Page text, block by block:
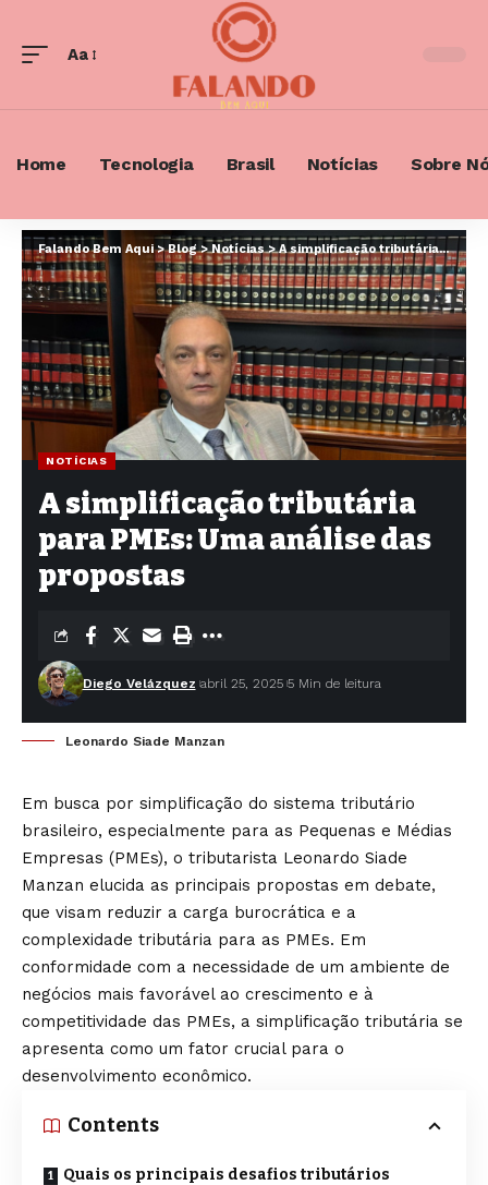
Font
Aa
Home Tecnologia Brasil Notícias Sobre
Falando Bem Aqui>Blog>Notícias>A simplificação tributária para PMEs: Uma análise das propostas
NOTÍCIAS
A simplificação tributária
para PMEs: Uma análise das
propostas
Diego Velázquez abril 25, 2025 5 Min de leitura
Leonardo Siade Manzan
Em busca por simplificação do sistema tributário
brasileiro, especialmente para as Pequenas e Médias
Empresas (PMEs), o tributarista Leonardo Siade
Manzan elucida as principais propostas em debate,
que visam reduzir a carga burocrática e a
complexidade tributária para as PMEs. Em
conformidade com a necessidade de um ambiente de
negócios mais favorável ao crescimento e à
competitividade das PMEs, a simplificação tributária se
apresenta como um fator crucial para o
desenvolvimento econômico.
Contents
Quais os principais desafios tributários